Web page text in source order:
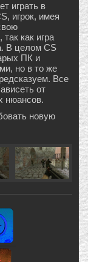
играть в
игрок, имея
как игра
В целом CS
ПК и
но в то же
Все
от
нюансов.
новую